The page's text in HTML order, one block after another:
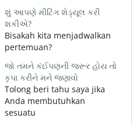
શું આપણે મીટિંગ શેડ્યૂલ કરી
શકીએ?
Bisakah kita menjadwalkan
pertemuan?
જો તમને કંઈપણની જરૂર હોય તો
કૃપા કરીને મને જણાવો
Tolong beri tahu saya jika
Anda membutuhkan
sesuatu